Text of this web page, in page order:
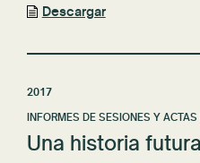
Descargar
2017
INFORMES DE SESIONES Y
Una historia